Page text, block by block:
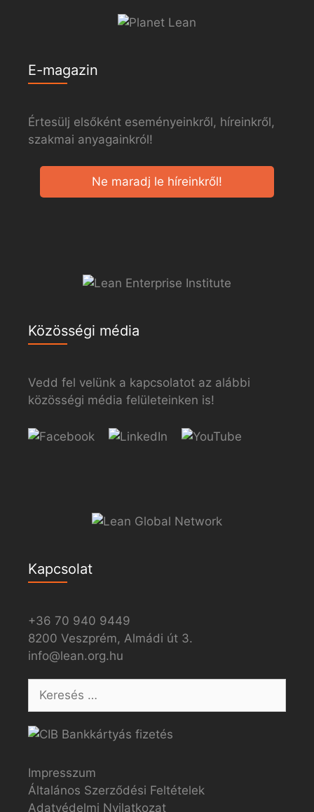
E-magazin
Értesülj elsőként eseményeinkről, híreinkről,
szakmai anyagainkról!
Ne maradj le híreinkről!
Közösségi média
Vedd fel velünk a kapcsolatot az alábbi
közösségi média felületeinken is!
Kapcsolat
+36 70 940 9449
8200 Veszprém, Almádi út 3.
info@lean.org.hu
Impresszum
Általános Szerződési Feltételek
Adatvédelmi Nyilatkozat